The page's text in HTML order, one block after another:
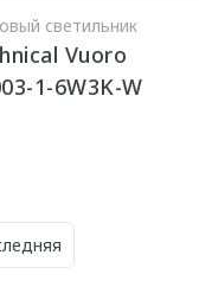
светильник
Vuoro
1-6W3K-W